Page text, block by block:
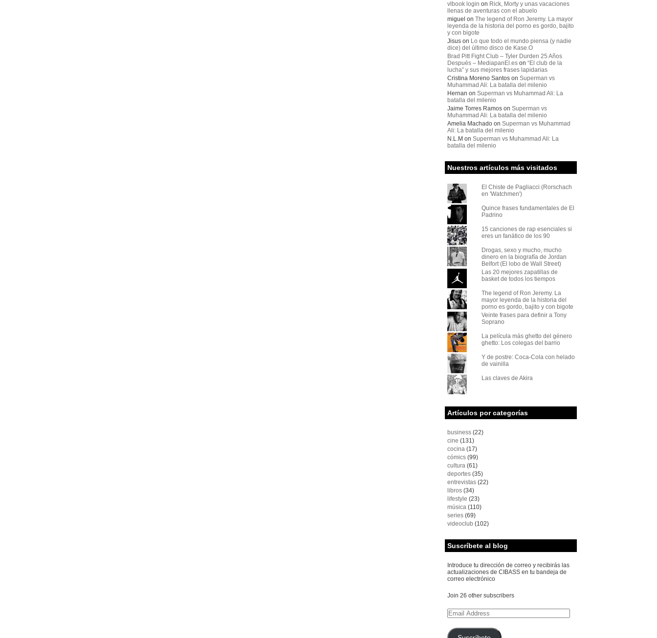
vlbook login on Rick, Morty y unas vacaciones
llenas de aventuras con el abuelo
miguel on The legend of Ron Jeremy. La mayor
leyenda de la historia del porno es gordo, bajito
y con bigote
Jisuson Lo que todo el mundo piensa (y nadie
dice) del último disco de Kase.O
Brad Pitt Fight Club – Tyler Durden 25 Años
Después – MediapanEl.eson “El club de la
lucha” y sus mejores frases lapidarias
Cristina Moreno Santoson Superman vs
Muhammad Ali: La batalla del milenio
Hernan on Superman vs Muhammad Ali: La
batalla del milenio
Jaime Torres Ramoson Superman vs
Muhammad Ali: La batalla del milenio
Amelia Machadoon Superman vs Muhammad
Ali: La batalla del milenio
N.L.M on Superman vs Muhammad Ali: La
batalla del milenio
Nuestros artículos más visitados
El Chiste de Pagliacci (Rorschach
en 'Watchmen')
Quince frases fundamentales de El
Padrino
15 canciones de rap esenciales si
eres un fanático de los 90
Drogas, sexo y mucho, mucho
dinero en la biografía de Jordan
Belfort (El lobo de Wall Street)
Las 20 mejores zapatillas de
basket de todos los tiempos
The legend of Ron Jeremy. La
mayor leyenda de la historia del
porno es gordo, bajito y con bigote
Veinte frases para definir a Tony
Soprano
La película más ghetto del género
ghetto: Los colegas del barrio
Y de postre: Coca-Cola con helado
de vainilla
Las claves de Akira
Artículos por categorías
business(22)
cine (131)
cocina(17)
cómics(99)
cultura(61)
deportes(35)
entrevistas(22)
libros(34)
lifestyle (23)
música(110)
series(69)
videoclub (102)
Suscríbete al blog
Introduce tu dirección de correo y recibirás las
actualizaciones de CIBASS en tu bandeja de
correo electrónico
Join 26 other subscribers
Email
Address